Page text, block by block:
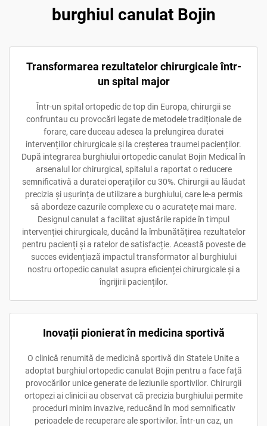
burghiul canulat Bojin
Transformarea rezultatelor chirurgicale într-
un spital major
Într-un spital ortopedic de top din Europa, chirurgii se
confruntau cu provocări legate de metodele tradiționale de
forare, care duceau adesea la prelungirea duratei
intervențiilor chirurgicale și la creșterea traumei pacienților.
După integrarea burghiului ortopedic canulat Bojin Medical în
arsenalul lor chirurgical, spitalul a raportat o reducere
semnificativă a duratei operațiilor cu 30%. Chirurgii au lăudat
precizia și ușurința de utilizare a burghiului, care le-a permis
să abordeze cazurile complexe cu o acuratețe mai mare.
Designul canulat a facilitat ajustările rapide în timpul
intervenției chirurgicale, ducând la îmbunătățirea rezultatelor
pentru pacienți și a ratelor de satisfacție. Această poveste de
succes evidențiază impactul transformator al burghiului
nostru ortopedic canulat asupra eficienței chirurgicale și a
îngrijirii pacienților.
Inovații pionierat în medicina sportivă
O clinică renumită de medicină sportivă din Statele Unite a
adoptat burghiul ortopedic canulat Bojin pentru a face față
provocărilor unice generate de leziunile sportivilor. Chirurgii
ortopezi ai clinicii au observat că precizia burghiului permite
proceduri minim invazive, reducând în mod semnificativ
perioadele de recuperare ale sportivilor. Într-un caz, un